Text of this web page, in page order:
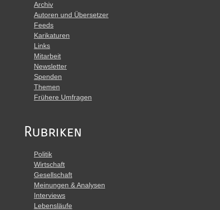
Archiv
Autoren und Übersetzer
Feeds
Karikaturen
Links
Mitarbeit
Newsletter
Spenden
Themen
Frühere Umfragen
Rubriken
Politik
Wirtschaft
Gesellschaft
Meinungen & Analysen
Interviews
Lebensläufe